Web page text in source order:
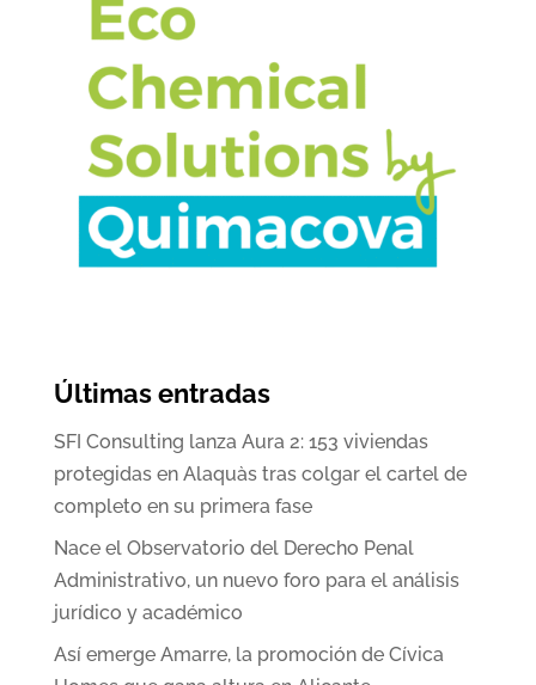
Últimas entradas
SFI Consulting lanza Aura 2: 153 viviendas
protegidas en Alaquàs tras colgar el cartel de
completo en su primera fase
Nace el Observatorio del Derecho Penal
Administrativo, un nuevo foro para el análisis
jurídico y académico
Así emerge Amarre, la promoción de Cívica